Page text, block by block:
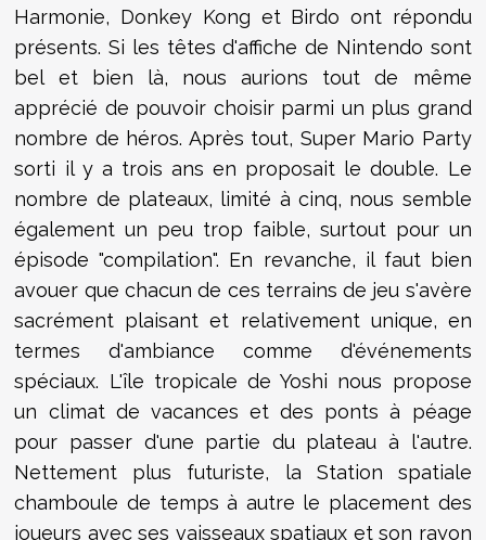
Harmonie, Donkey Kong et Birdo ont répondu
présents. Si les têtes d'affiche de Nintendo sont
bel et bien là, nous aurions tout de même
apprécié de pouvoir choisir parmi un plus grand
nombre de héros. Après tout, Super Mario Party
sorti il y a trois ans en proposait le double. Le
nombre de plateaux, limité à cinq, nous semble
également un peu trop faible, surtout pour un
épisode "compilation". En revanche, il faut bien
avouer que chacun de ces terrains de jeu s'avère
sacrément plaisant et relativement unique, en
termes d'ambiance comme d'événements
spéciaux. L'île tropicale de Yoshi nous propose
un climat de vacances et des ponts à péage
pour passer d'une partie du plateau à l'autre.
Nettement plus futuriste, la Station spatiale
chamboule de temps à autre le placement des
joueurs avec ses vaisseaux spatiaux et son rayon